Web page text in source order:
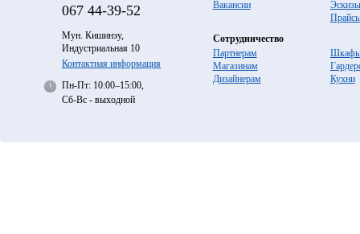
067 44-39-52
Мун. Кишинэу,
Индустриальная 10
Контактная информация
Пн-Пт: 10:00–15:00,
Сб-Вс - выходной
Вакансии
Эскизы
Сотрудничество
Партнерам
Магазинам
Дизайнерам
Кухни